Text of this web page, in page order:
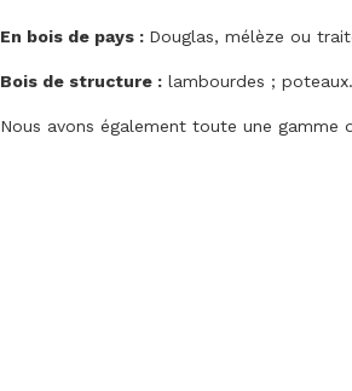
En bois de pays : Douglas, mélèze ou
Bois de structure : lambourdes ; poteaux.
Nous avons également toute une gamme